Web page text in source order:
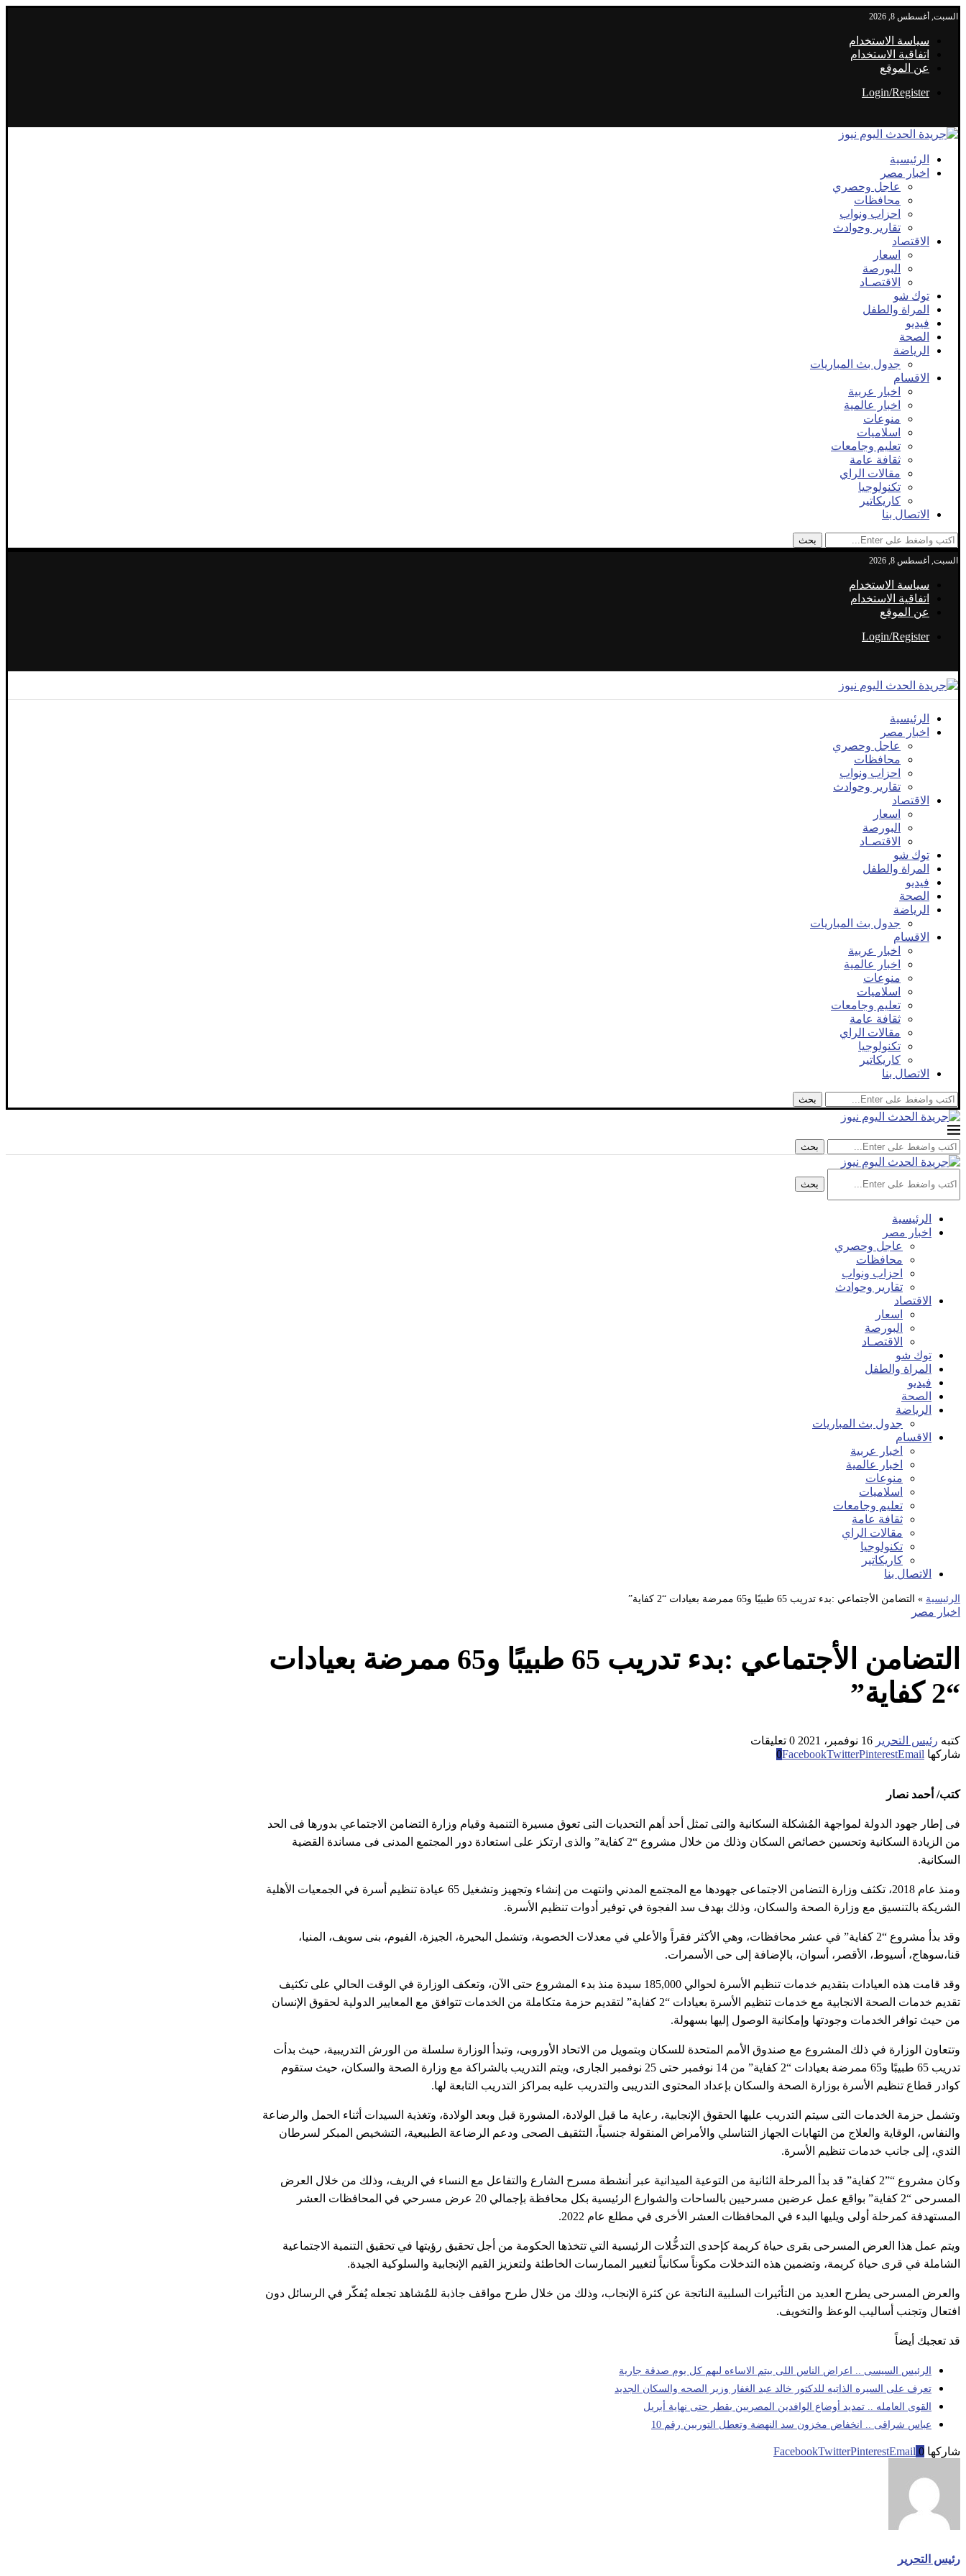
السبت, أغسطس 8, 2026
سياسة الاستخدام
اتفاقية الاستخدام
عن الموقع
Login/Register
الرئيسية
اخبار مصر
عاجل وحصري
محافظات
احزاب ونواب
تقارير وحوادث
الاقتصاد
اسعار
البورصة
الاقتصـاد
توك شو
المراة والطفل
فيديو
الصحة
الرياضة
جدول بث المباريات
الاقسام
اخبار عربية
اخبار عالمية
منوعات
اسلاميات
تعليم وجامعات
ثقافة عامة
مقالات الراي
تكنولوجيا
كاريكاتير
الاتصال بنا
بحث
السبت, أغسطس 8, 2026
سياسة الاستخدام
اتفاقية الاستخدام
عن الموقع
Login/Register
الرئيسية
اخبار مصر
عاجل وحصري
محافظات
احزاب ونواب
تقارير وحوادث
الاقتصاد
اسعار
البورصة
الاقتصـاد
توك شو
المراة والطفل
فيديو
الصحة
الرياضة
جدول بث المباريات
الاقسام
اخبار عربية
اخبار عالمية
منوعات
اسلاميات
تعليم وجامعات
ثقافة عامة
مقالات الراي
تكنولوجيا
كاريكاتير
الاتصال بنا
بحث
بحث
بحث
الرئيسية
اخبار مصر
عاجل وحصري
محافظات
احزاب ونواب
تقارير وحوادث
الاقتصاد
اسعار
البورصة
الاقتصـاد
توك شو
المراة والطفل
فيديو
الصحة
الرياضة
جدول بث المباريات
الاقسام
اخبار عربية
اخبار عالمية
منوعات
اسلاميات
تعليم وجامعات
ثقافة عامة
مقالات الراي
تكنولوجيا
كاريكاتير
الاتصال بنا
الرئيسية » التضامن الأجتماعي :بدء تدريب 65 طبيبًا و65 ممرضة بعيادات “2 كفاية”
اخبار مصر
التضامن الأجتماعي :بدء تدريب 65 طبيبًا و65 ممرضة بعيادات
“2 كفاية”
كتبه رئيس التحرير 16 نوفمبر، 2021
0 تعليقات
شاركها
0FacebookTwitterPinterestEmail
كتب/ أحمد نصار
فى إطار جهود الدولة لمواجهة المُشكلة السكانية والتى تمثل أحد أهم التحديات التى تعوق مسيرة التنمية وقيام وزارة التضامن الاجتماعي بدورها فى الحد
من الزيادة السكانية وتحسين خصائص السكان وذلك من خلال مشروع “2 كفاية” والذى ارتكز على استعادة دور المجتمع المدنى فى مساندة القضية
السكانية.
ومنذ عام 2018، تكثف وزارة التضامن الاجتماعى جهودها مع المجتمع المدني وانتهت من إنشاء وتجهيز وتشغيل 65 عيادة تنظيم أسرة في الجمعيات الأهلية
الشريكة بالتنسيق مع وزارة الصحة والسكان، وذلك بهدف سد الفجوة في توفير أدوات تنظيم الأسرة.
وقد بدأ مشروع “2 كفاية” في عشر محافظات، وهي الأكثر فقراً والأعلي في معدلات الخصوبة، وتشمل البحيرة، الجيزة، الفيوم، بنى سويف، المنيا،
قنا،سوهاج، أسيوط، الأقصر، أسوان، بالإضافة إلى حى الأسمرات.
وقد قامت هذه العيادات بتقديم خدمات تنظيم الأسرة لحوالي 185,000 سيدة منذ بدء المشروع حتى الآن، وتعكف الوزارة في الوقت الحالي على تكثيف
تقديم خدمات الصحة الانجابية مع خدمات تنظيم الأسرة بعيادات “2 كفاية” لتقديم حزمة متكاملة من الخدمات تتوافق مع المعايير الدولية لحقوق الإنسان
من حيث توافر الخدمات وجودتها وإمكانية الوصول إليها بسهولة.
وتتعاون الوزارة في ذلك المشروع مع صندوق الأمم المتحدة للسكان وبتمويل من الاتحاد الأوروبى، وتبدأ الوزارة سلسلة من الورش التدريبية، حيث بدأت
تدريب 65 طبيبًا و65 ممرضة بعيادات “2 كفاية” من 14 نوفمبر حتى 25 نوفمبر الجارى، ويتم التدريب بالشراكة مع وزارة الصحة والسكان، حيث ستقوم
كوادر قطاع تنظيم الأسرة بوزارة الصحة والسكان بإعداد المحتوى التدريبى والتدريب عليه بمراكز التدريب التابعة لها.
وتشمل حزمة الخدمات التى سيتم التدريب عليها الحقوق الإنجابية، رعاية ما قبل الولادة، المشورة قبل وبعد الولادة، وتغذية السيدات أثناء الحمل والرضاعة
والنفاس، الوقاية والعلاج من التهابات الجهاز التناسلي والأمراض المنقولة جنسياً، التثقيف الصحى ودعم الرضاعة الطبيعية، التشخيص المبكر لسرطان
الثدي، إلى جانب خدمات تنظيم الأسرة.
وكان مشروع “”2 كفاية” قد بدأ المرحلة الثانية من التوعية الميدانية عبر أنشطة مسرح الشارع والتفاعل مع النساء في الريف، وذلك من خلال العرض
المسرحى “2 كفاية” بواقع عمل عرضين مسرحيين بالساحات والشوارع الرئيسية بكل محافظة بإجمالي 20 عرض مسرحي في المحافظات العشر
المستهدفة كمرحلة أولى ويليها البدء في المحافظات العشر الأخرى في مطلع عام 2022.
ويتم عمل هذا العرض المسرحى بقرى حياة كريمة كإحدى التدخُّلات الرئيسية التي تتخذها الحكومة من أجل تحقيق رؤيتها في تحقيق التنمية الاجتماعية
الشاملة في قرى حياة كريمة، وتضمين هذه التدخلات مكوناً سكانياً لتغيير الممارسات الخاطئة ولتعزيز القيم الإنجابية والسلوكية الجيدة.
والعرض المسرحى يطرح العديد من التأثيرات السلبية الناتجة عن كثرة الإنجاب، وذلك من خلال طرح مواقف جاذبة للمُشاهد تجعله يُفكّر في الرسائل دون
افتعال وتجنب أساليب الوعظ والتخويف.
قد تعجبك أيضاً
الرئيس السيسى .. اعراض الناس اللى بيتم الاساءه ليهم كل يوم صدقة جارية
تعرف على السيره الذاتيه للدكتور خالد عبد الغفار وزير الصحه والسكان الجديد
القوى العامله .. تمديد أوضاع الوافدين المصريين بقطر حتى نهاية أبريل
عباس شراقى .. انخفاض مخزون سد النهضة وتعطل التوربين رقم 10
شاركها 0
FacebookTwitterPinterestEmail
رئيس التحرير